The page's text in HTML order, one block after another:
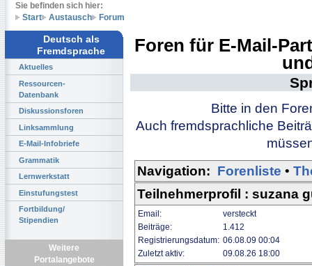
Sie befinden sich hier:
Start
Austausch Forum
Deutsch als
Fremdsprache
Aktuelles
Ressourcen-
Datenbank
Diskussionsforen
Linksammlung
E-Mail-Infobriefe
Grammatik
Lernwerkstatt
Einstufungstest
Fortbildung/
Stipendien
Weitere
Portalangebote
Foren für E-Mail-
Bitte in den
Auch fremdsprachliche
Navigation: Forenliste •
Teilnehmerprofil : suzana
Email:
versteckt
Beiträge:
1.412
Registrierungsdatum: 06.08.09 00:04
Zuletzt aktiv:
09.08.26 18:00